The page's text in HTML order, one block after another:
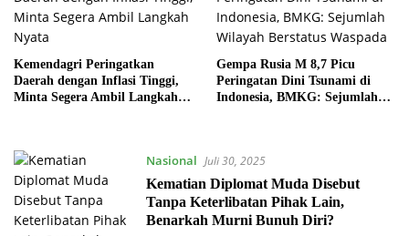
Kemendagri Peringatkan
Daerah dengan Inflasi Tinggi,
Minta Segera Ambil Langkah
Gempa Rusia M 8,7 Picu
Peringatan Dini Tsunami di
Indonesia, BMKG: Sejumlah
Nasional Juli 30, 2025
Kematian Diplomat Muda Disebut
Tanpa Keterlibatan Pihak Lain,
Benarkah Murni Bunuh Diri?